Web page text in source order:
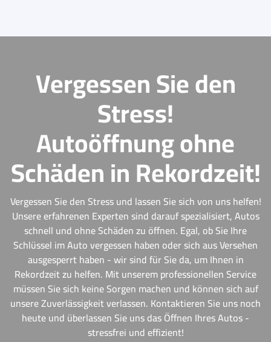
Vergessen Sie den
Stress!
Autoöffnung ohne
Schäden in Rekordzeit!
Vergessen Sie den Stress und lassen Sie sich von uns helfen!
Unsere erfahrenen Experten sind darauf spezialisiert, Autos
schnell und ohne Schäden zu öffnen. Egal, ob Sie Ihre
Schlüssel im Auto vergessen haben oder sich aus Versehen
ausgesperrt haben - wir sind für Sie da, um Ihnen in
Rekordzeit zu helfen. Mit unserem professionellen Service
müssen Sie sich keine Sorgen machen und können sich auf
unsere Zuverlässigkeit verlassen. Kontaktieren Sie uns noch
heute und überlassen Sie uns das Öffnen Ihres Autos -
stressfrei und effizient!